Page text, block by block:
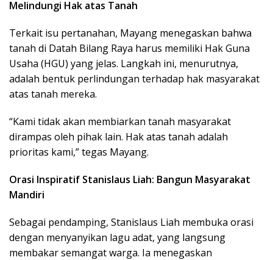
Melindungi Hak atas Tanah
Terkait isu pertanahan, Mayang menegaskan bahwa
tanah di Datah Bilang Raya harus memiliki Hak Guna
Usaha (HGU) yang jelas. Langkah ini, menurutnya,
adalah bentuk perlindungan terhadap hak masyarakat
atas tanah mereka.
“Kami tidak akan membiarkan tanah masyarakat
dirampas oleh pihak lain. Hak atas tanah adalah
prioritas kami,” tegas Mayang.
Orasi Inspiratif Stanislaus Liah: Bangun Masyarakat
Mandiri
Sebagai pendamping, Stanislaus Liah membuka orasi
dengan menyanyikan lagu adat, yang langsung
membakar semangat warga. Ia menegaskan